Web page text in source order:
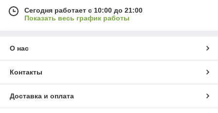
Сегодня работает с 10:00 до 21:00
Показать весь график работы
О нас
Контакты
Доставка и оплата